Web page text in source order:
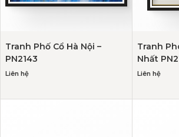
Tranh Phố Cổ Hà Nội –
PN2143
Liên hệ
Tranh
Nhất
Liên hệ